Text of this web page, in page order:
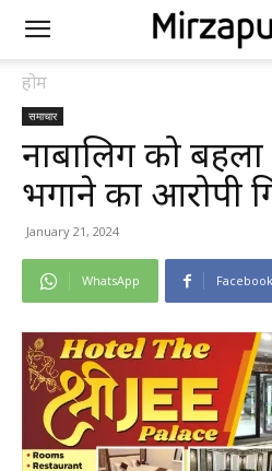
होम
समाचार
नाबालिग को
भगाने का आरोपी
January 21, 2024
WhatsApp Facebook